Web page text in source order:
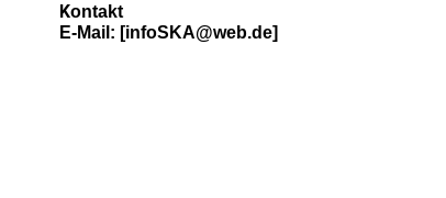
Kontakt
E-Mail: [infoSKA@web.de]